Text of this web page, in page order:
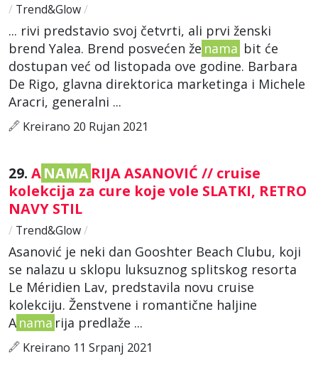
/ Trend&Glow/
... rivi predstavio svoj četvrti, ali prvi ženski
brend Yalea. Brend posvećen že nama bit će
dostupan već od listopada ove godine. Barbara
De Rigo, glavna direktorica marketinga i Michele
Aracri, generalni ...
Kreirano 20 Rujan 2021
29. ANAMARIJA ASANOVIĆ // cruise
kolekcija za cure koje vole SLATKI, RETRO
NAVY STIL
/ Trend&Glow/
Asanović je neki dan Gooshter Beach Clubu, koji
se nalazu u sklopu luksuznog splitskog resorta
Le Méridien Lav, predstavila novu cruise
kolekciju. Ženstvene i romantične haljine
A nama rija predlaže ...
Kreirano 11 Srpanj 2021